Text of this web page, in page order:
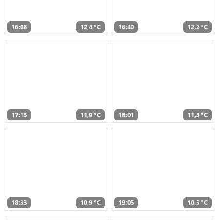
16:08 12,4 °C 16:40 12,2 °C
17:13 11,9 °C 18:01 11,4 °C
18:33 10,9 °C 19:05 10,5 °C